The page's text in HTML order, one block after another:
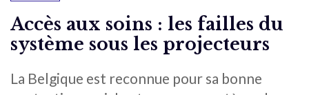
Accès aux soins : les failles du
système sous les projecteurs
La Belgique est reconnue pour sa bonne